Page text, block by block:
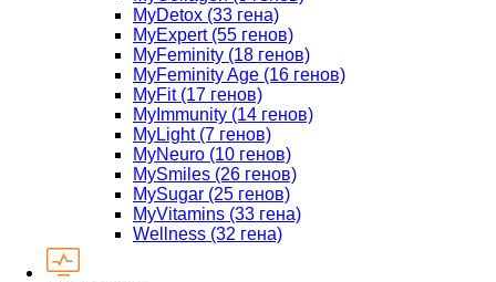
MyDetox (33 гена)
MyExpert (55 генов)
MyFeminity (18 генов)
MyFeminity Age (16 генов)
MyFit (17 генов)
MyImmunity (14 генов)
MyLight (7 генов)
MyNeuro (10 генов)
MySmiles (26 генов)
MySugar (25 генов)
MyVitamins (33 гена)
Wellness (32 гена)